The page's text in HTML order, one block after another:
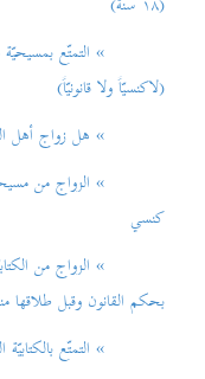
» التمتّع بمسيحيّة
(لاكنسيّاً ولا قانونيّاً)
» هل زواج أهل
» الزواج من مسيحيّة
كنسي
» الزواج من
بحكم القانون وقبل طلاقها
» التمتّع بالكتابيّة